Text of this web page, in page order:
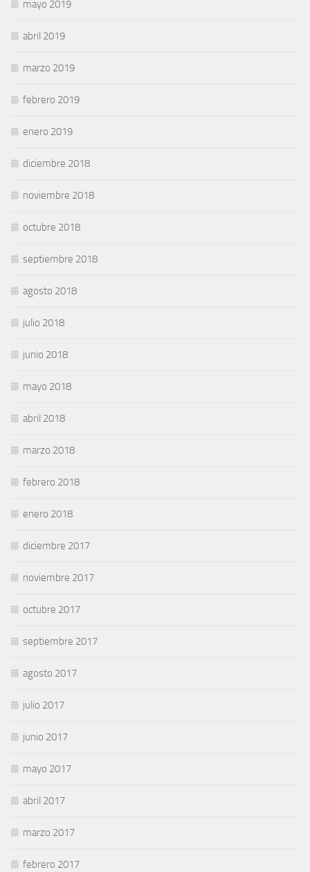
mayo 2019
abril 2019
marzo 2019
febrero 2019
enero 2019
diciembre 2018
noviembre 2018
octubre 2018
septiembre 2018
agosto 2018
julio 2018
junio 2018
mayo 2018
abril 2018
marzo 2018
febrero 2018
enero 2018
diciembre 2017
noviembre 2017
octubre 2017
septiembre 2017
agosto 2017
julio 2017
junio 2017
mayo 2017
abril 2017
marzo 2017
febrero 2017